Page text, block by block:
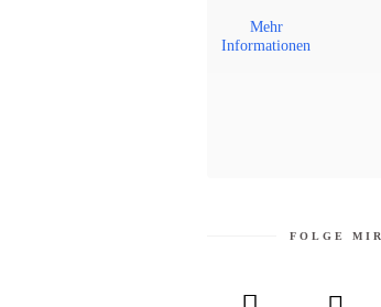
Mehr
Informationen
FOLGE MIR